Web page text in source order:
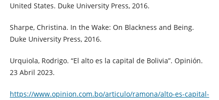
United States. Duke University Press, 2016.
Sharpe, Christina. In the Wake: On Blackness and Being.
Duke University Press, 2016.
Urquiola, Rodrigo. “El alto es la capital de Bolivia”. Opinión.
23 Abril 2023.
https://www.opinion.com.bo/articulo/ramona/alto-es-capital-